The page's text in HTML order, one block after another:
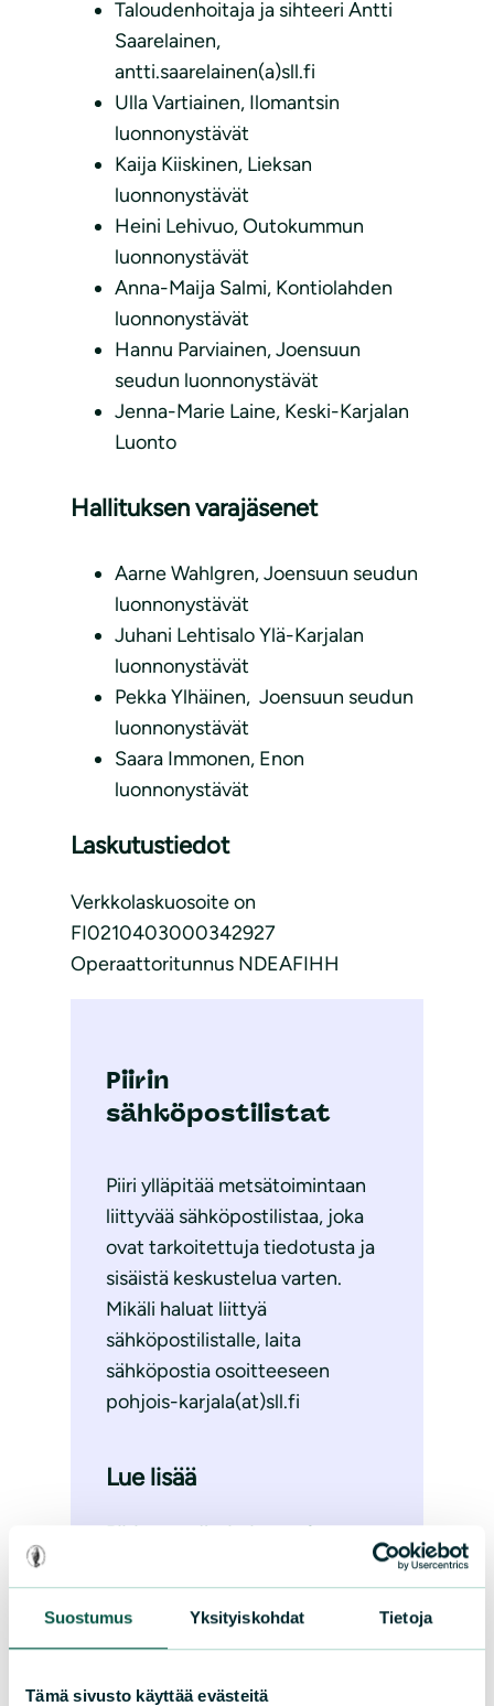
Suostumus Yksityiskohdat Tietoja
Tämä sivusto käyttää evästeitä
Taloudenhoitaja ja sihteeri Antti
Saarelainen,
antti.saarelainen(a)sll.fi
Ulla Vartiainen, Ilomantsin
luonnonystävät
Kaija Kiiskinen, Lieksan
luonnonystävät
Heini Lehivuo, Outokummun
luonnonystävät
Anna-Maija Salmi, Kontiolahden
luonnonystävät
Hannu Parviainen, Joensuun
seudun luonnonystävät
Jenna-Marie Laine, Keski-Karjalan
Luonto
Hallituksen varajäsenet
Aarne Wahlgren, Joensuun seudun
luonnonystävät
Juhani Lehtisalo Ylä-Karjalan
luonnonystävät
Pekka Ylhäinen, Joensuun seudun
luonnonystävät
Saara Immonen, Enon
luonnonystävät
Laskutustiedot
Verkkolaskuosoite on
FI0210403000342927
Operaattoritunnus NDEAFIHH
Piirin
sähköpostilistat
Piiri ylläpitää metsätoimintaan
liittyvää sähköpostilistaa, joka
ovat tarkoitettuja tiedotusta ja
sisäistä keskustelua varten.
Mikäli haluat liittyä
sähköpostilistalle, laita
sähköpostia osoitteeseen
pohjois-karjala(at)sll.fi
Lue lisää
Piirin metsätoiminta
Paikallisyhdistykset
Piirin alueella toimii 8 paikallisyhdistystä.